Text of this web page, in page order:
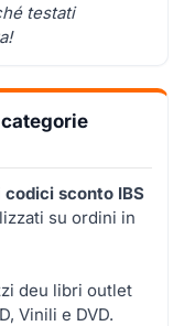
testati
codici sconto IBS
su ordini in
deu libri outlet
Vinili e DVD.